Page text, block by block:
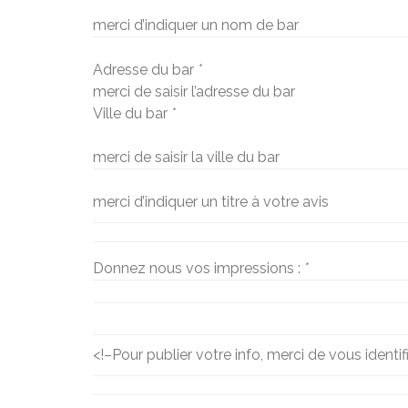
merci d’indiquer un nom de bar
Adresse du bar *
merci de saisir l’adresse du bar
Ville du bar *
merci de saisir la ville du bar
merci d’indiquer un titre à votre avis
Donnez nous vos impressions : *
<!–Pour publier votre info, merci de vous